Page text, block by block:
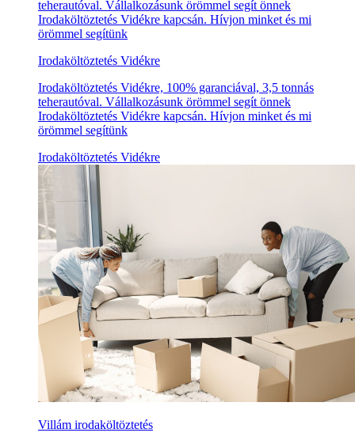
teherautóval. Vállalkozásunk örömmel segít önnek
Irodaköltöztetés Vidékre kapcsán. Hívjon minket és mi
örömmel segítünk
Irodaköltöztetés Vidékre
Irodaköltöztetés Vidékre, 100% garanciával, 3,5 tonnás
teherautóval. Vállalkozásunk örömmel segít önnek
Irodaköltöztetés Vidékre kapcsán. Hívjon minket és mi
örömmel segítünk
Irodaköltöztetés Vidékre
Villám irodaköltöztetés